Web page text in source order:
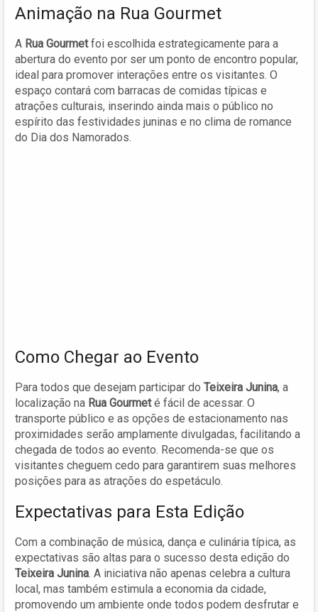
Animação na Rua Gourmet
A Rua Gourmetfoi escolhida estrategicamente para a
abertura do evento por ser um ponto de encontro popular,
ideal para promover interações entre os visitantes. O
espaço contará com barracas de comidas típicas e
atrações culturais, inserindo ainda mais o público no
espírito das festividades juninas e no clima de romance
do Dia dos Namorados.
Como Chegar ao Evento
Para todos que desejam participar do Teixeira Junina, a
localização na Rua Gourmeté fácil de acessar. O
transporte público e as opções de estacionamento nas
proximidades serão amplamente divulgadas, facilitando a
chegada de todos ao evento. Recomenda-se que os
visitantes cheguem cedo para garantirem suas melhores
posições para as atrações do espetáculo.
Expectativas para Esta Edição
Com a combinação de música, dança e culinária típica, as
expectativas são altas para o sucesso desta edição do
Teixeira Junina. A iniciativa não apenas celebra a cultura
local, mas também estimula a economia da cidade,
promovendo um ambiente onde todos podem desfrutar e